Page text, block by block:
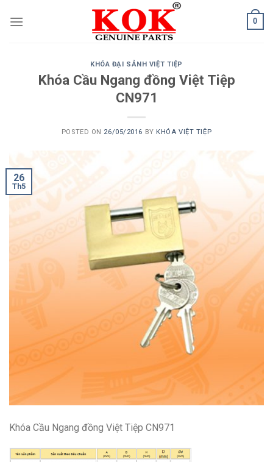
0
KHÓA ĐẠI SẢNH VIỆT TIỆP
Khóa Cầu Ngang đồng Việt Tiệp
CN971
POSTED ON 26/05/2016 BY KHÓA VIỆT TIỆP
26
Th5
Khóa Cầu Ngang đồng Việt Tiệp CN971